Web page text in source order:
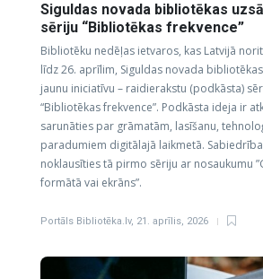
Siguldas novada bibliotēkas
sēriju “Bibliotēkas frekvence”
Bibliotēku nedēļas ietvaros, kas Latvijā
līdz 26. aprīlim, Siguldas novada
jaunu iniciatīvu – raidierakstu (podkāsta)
“Bibliotēkas frekvence”. Podkāsta ideja ir
sarunāties par grāmatām, lasīšanu,
paradumiem digitālajā laikmetā.
noklausīties tā pirmo sēriju ar nosaukumu
formātā vai ekrāns”.
Portāls Bibliotēka.lv, 21. aprīlis, 2026